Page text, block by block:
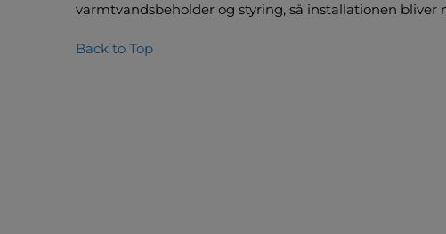
varmtvandsbeholder og styring, så installationen bliver
Back to Top